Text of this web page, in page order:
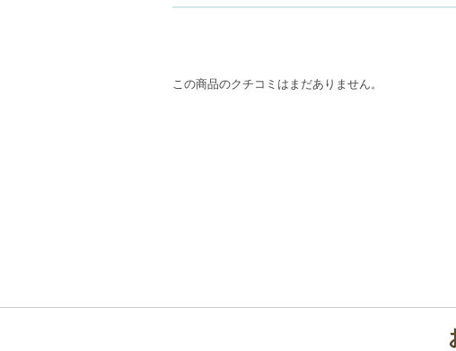
この商品のクチコミはまだありません。